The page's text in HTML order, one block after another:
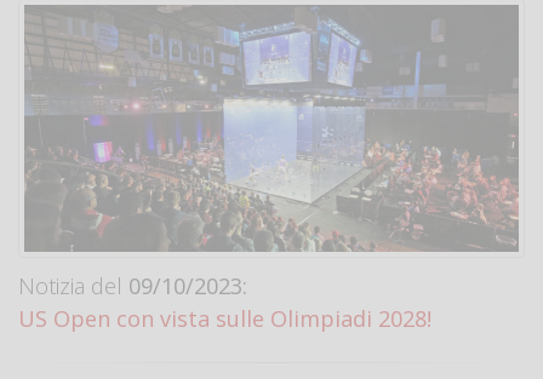
Notizia del 09/10/2023:
US Open con vista sulle Olimpiadi 2028!